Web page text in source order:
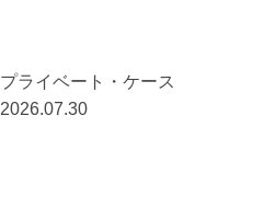
プライベート・ケース
2026.07.30